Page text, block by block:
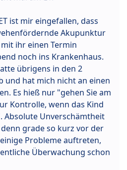
ist mir eingefallen, dass
Akupunktur
ihr einen Termin
noch ins Krankenhaus.
übrigens in den 2
und hat mich nicht an einen
Es hieß nur "gehen Sie am
Kontrolle, wenn das Kind
Absolute Unverschämtheit
grade so kurz vor der
Probleme auftreten,
Überwachung schon